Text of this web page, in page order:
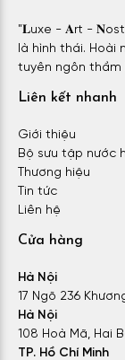
"𝐋uxe - 𝐀rt -
là hình thái. Hoài
tuyên ngôn thầm
Liên kết nhanh
Giới thiệu
Bộ sưu tập nước
Thương hiệu
Tin tức
Liên hệ
Cửa hàng
Hà Nội
17 Ngõ 236
Hà Nội
108 Hoà Mã, Hai
TP. Hồ Chí Minh